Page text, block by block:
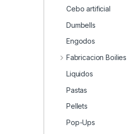
Cebo artificial
Dumbells
Engodos
Fabricacion Boilies
Liquidos
Pastas
Pellets
Pop-Ups